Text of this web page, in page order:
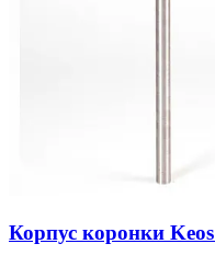
Корпус коронки